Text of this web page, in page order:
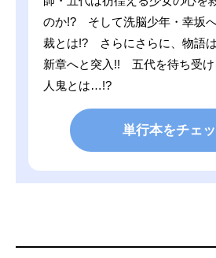
のか!? そして洗脳少年・幸坂へ
裁とは!? さらにさらに、物語
新章へと突入!! 五代を待ち受け
人鬼とは…!?
単行本をチェ